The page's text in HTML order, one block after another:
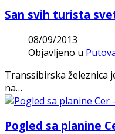
San svih turista
08/09/2013
Objavljeno u
Transsibirska železnica
na…
Pogled sa planine